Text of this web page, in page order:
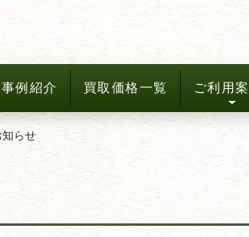
例紹介 買取価格一覧 ご利用
らせ